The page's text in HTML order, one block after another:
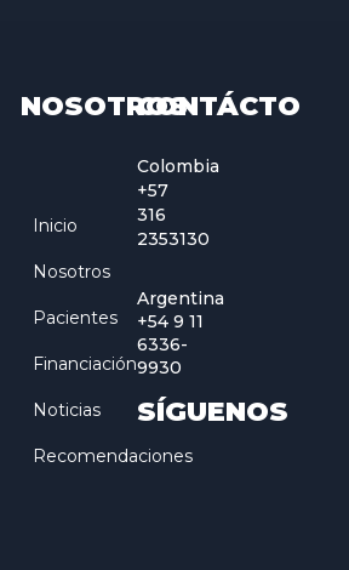
NOSOTROS
Inicio
Nosotros
Pacientes
Financiación
Noticias
Recomendaciones
CONTÁCTO
Colombia
+57
316
2353130
Argentina
+54 9 11
6336-
9930
SÍGUENOS